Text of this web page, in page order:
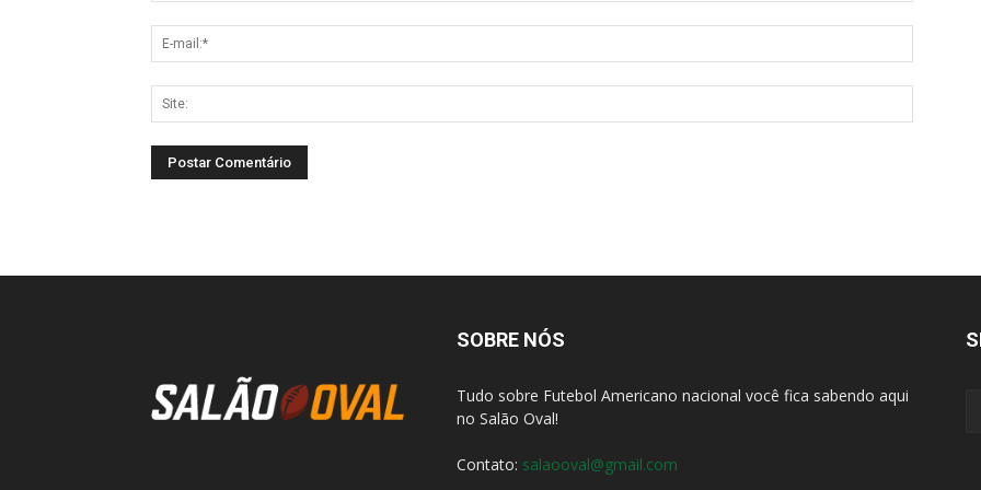
SOBRE NÓS
Tudo sobre Futebol Americano nacional você fica sabendo aqui
no Salão Oval!
Contato: salaooval@gmail.com